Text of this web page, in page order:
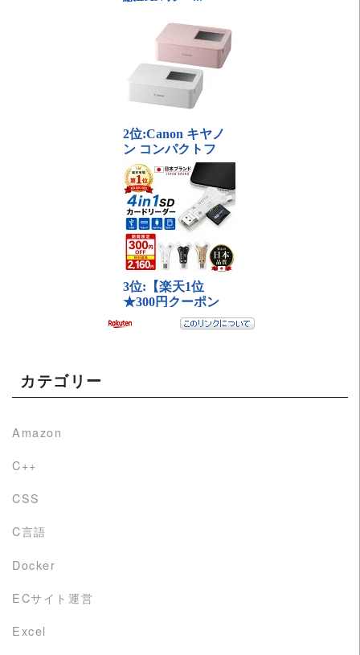
カテゴリー
Amazon
C++
CSS
C言語
Docker
ECサイト運営
Excel